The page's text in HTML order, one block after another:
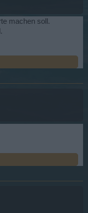
machen soll.